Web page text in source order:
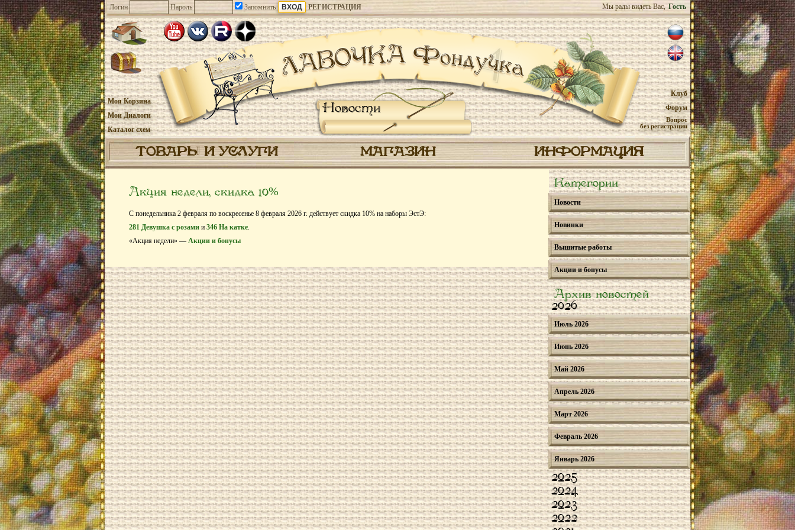
Логин Пароль Запомнить РЕГИСТРАЦИЯ Мы рады видеть Вас, Гость
Новости
Моя Корзина
Мои Диалоги
Каталог схем
Клуб
Форум
Вопрос
без регистрации
ТОВАРЫ И УСЛУГИ МАГАЗИН ИНФОРМАЦИЯ
Акция недели, скидка 10%
С понедельника 2 февраля по воскресенье 8 февраля 2026 г. действует скидка 10% на наборы ЭстЭ:
281 Девушка с розами и 346 На катке.
«Акция недели» — Акции и бонусы
Категории
Новости
Новинки
Вышитые работы
Акции и бонусы
Архив новостей
2026
Июль 2026
Июнь 2026
Май 2026
Апрель 2026
Март 2026
Февраль 2026
Январь 2026
2025
2024
2023
2022